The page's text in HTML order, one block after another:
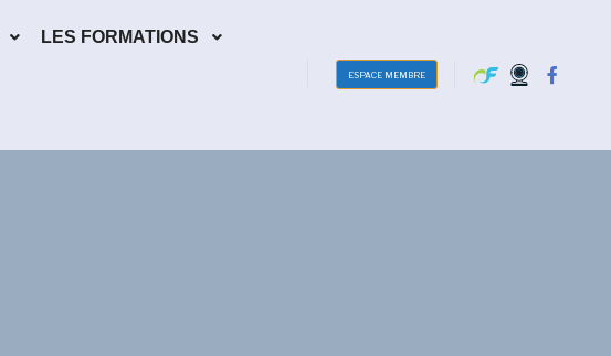
LES FORMATIONS
ESPACE MEMBRE